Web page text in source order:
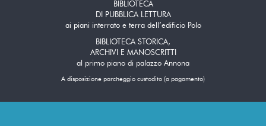
BIBLIOTECA
DI PUBBLICA LETTURA
ai piani interrato e terra dell’edificio Polo
BIBLIOTECA STORICA,
ARCHIVI E MANOSCRITTI
al primo piano di palazzo Annona
A disposizione parcheggio custodito (a pagamento)